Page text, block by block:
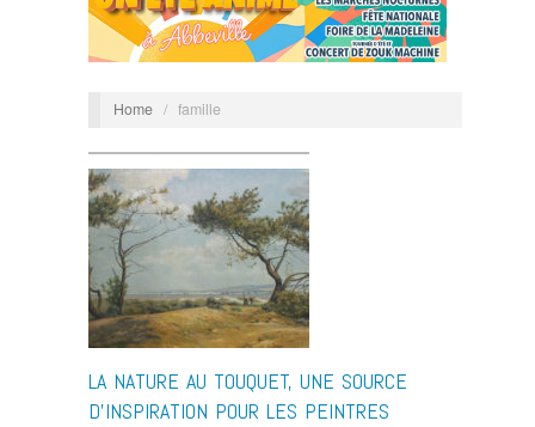
Home / famille
LA NATURE AU TOUQUET, UNE SOURCE
D’INSPIRATION POUR LES PEINTRES